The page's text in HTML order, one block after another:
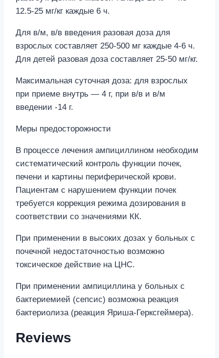
12.5-25 мг/кг каждые 6 ч.
Для в/м, в/в введения разовая доза для
взрослых составляет 250-500 мг каждые 4-6 ч.
Для детей разовая доза составляет 25-50 мг/кг.
Максимальная суточная доза: для взрослых
при приеме внутрь — 4 г, при в/в и в/м
введении -14 г.
Меры предосторожности
В процессе лечения ампициллином необходим
систематический контроль функции почек,
печени и картины периферической крови.
Пациентам с нарушением функции почек
требуется коррекция режима дозирования в
соответствии со значениями КК.
При применении в высоких дозах у больных с
почечной недостаточностью возможно
токсическое действие на ЦНС.
При применении ампициллина у больных с
бактериемией (сепсис) возможна реакция
бактериолиза (реакция Яриша-Герксгеймера).
Reviews